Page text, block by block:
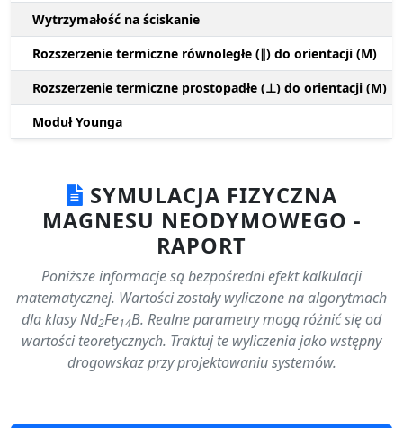
Wytrzymałość na ściskanie
Rozszerzenie termiczne równoległe (∥) do orientacji (M)
Rozszerzenie termiczne prostopadłe (⊥) do orientacji (M)
Moduł Younga
SYMULACJA FIZYCZNA
MAGNESU NEODYMOWEGO -
RAPORT
Poniższe informacje są bezpośredni efekt kalkulacji
matematycznej. Wartości zostały wyliczone na algorytmach
dla klasy Nd2Fe14B. Realne parametry mogą różnić się od
wartości teoretycznych. Traktuj te wyliczenia jako wstępny
drogowskaz przy projektowaniu systemów.